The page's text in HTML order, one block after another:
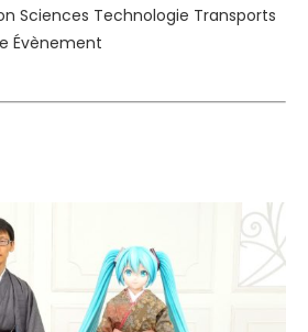
Sciences Technologie Transports
Évènement